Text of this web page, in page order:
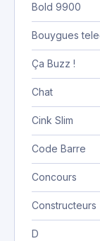
Bold 9900
Bouygues
Ça Buzz !
Chat
Cink Slim
Code Barre
Concours
Constructeurs
D